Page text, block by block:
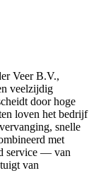
Veer B.V.,
veelzijdig
door hoge
loven het bedrijf
snelle
met
service — van
van